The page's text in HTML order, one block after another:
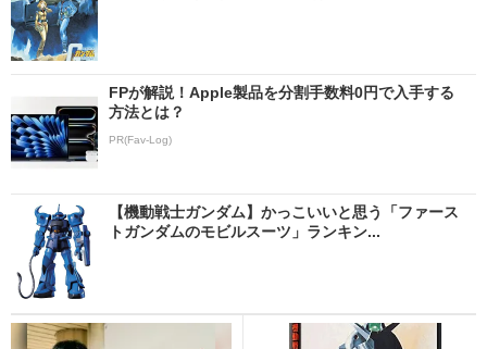
FPが解説！Apple製品を分割手数料0円で入手する
方法とは？
PR(Fav-Log)
【機動戦士ガンダム】かっこいいと思う「ファース
トガンダムのモビルスーツ」ランキン...